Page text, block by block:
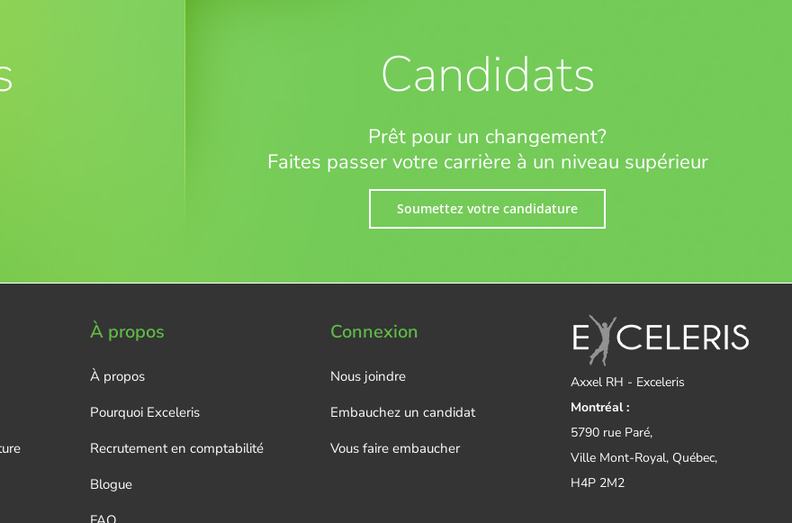
Candidats
Prêt pour un changement?
Faites passer votre carrière à un niveau supérieur
Soumettez votre candidature
À propos
À propos
Pourquoi Exceleris
Recrutement en comptabilité
Blogue
Connexion
Nous joindre
Embauchez un candidat
Vous faire embaucher
Axxel RH - Exceleris
Montréal :
5790 rue Paré,
Ville Mont-Royal, Québec,
H4P 2M2